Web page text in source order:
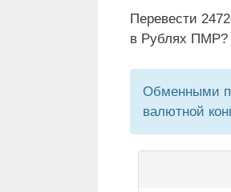
Перевести
в Рублях ПМР?
Обменными
валютной